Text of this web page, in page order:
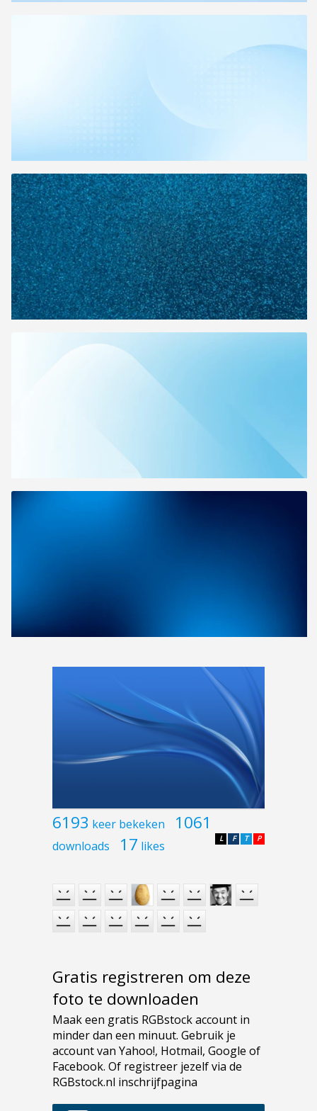
6193 keer bekeken 1061
downloads 17 likes P
T
F
L
Gratis registreren om deze
foto te downloaden